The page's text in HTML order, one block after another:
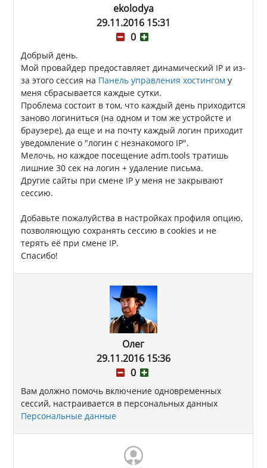
ekolodya
29.11.2016 15:31
0
Добрый день.
Мой провайдер предоставляет динамический IP и из-
за этого сессия на Панель управления хостингом у
меня сбрасывается каждые сутки.
Проблема состоит в том, что каждый день приходится
заново логиниться (на одном и том же устройсте и
браузере), да еще и на почту каждый логин приходит
уведомление о "логин с незнакомого IP".
Мелочь, но каждое посещение adm.tools тратишь
лишние 30 сек на логин + удаление письма.
Другие сайты при смене IP у меня не закрывают
сессию.
Добавьте пожалуйства в настройках профиля опцию,
позволяющую сохранять сессию в cookies и не
терять её при смене IP.
Спасибо!
Олег
29.11.2016 15:36
0
Вам должно помочь включение одновременных
сессий, настраивается в персональных данных
Персональные данные